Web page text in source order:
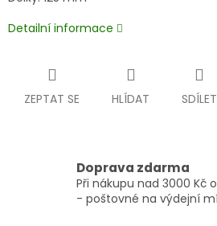
Detailní informace
ZEPTAT SE HLÍDAT SDÍLET
Doprava zdarma
Při nákupu nad 3000 Kč
- poštovné na výdejní